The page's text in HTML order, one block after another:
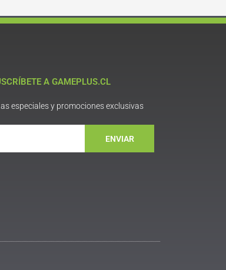
A GAMEPLUS.CL
especiales y promociones exclusivas
ENVIAR